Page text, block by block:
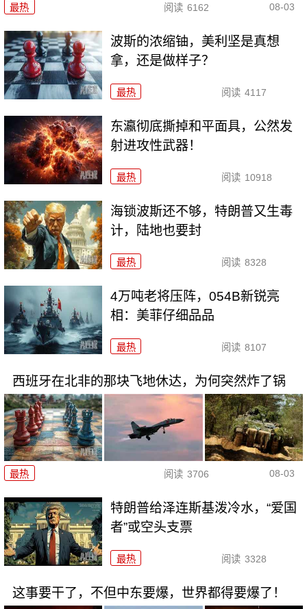
最热 阅读 6162 08-03
波斯的浓缩铀，美利坚是真想
拿，还是做样子？
最热 阅读 4117
东瀛彻底撕掉和平面具，公然发
射进攻性武器！
最热 阅读 10918
海锁波斯还不够，特朗普又生毒
计，陆地也要封
最热 阅读 8328
4万吨老将压阵，054B新锐亮
相：美菲仔细品品
最热 阅读 8107
西班牙在北非的那块飞地休达，为何突然炸了锅
最热 阅读 3706 08-03
特朗普给泽连斯基泼冷水，“爱国
者”或空头支票
最热 阅读 3328
这事要干了，不但中东要爆，世界都得要爆了！